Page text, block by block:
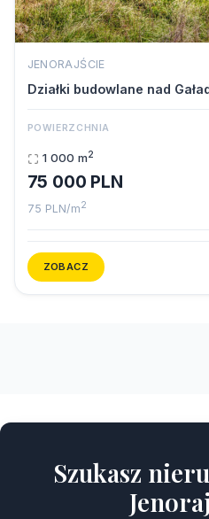
JENORAJŚCIE
Działki budowlane nad
POWIERZCHNIA
1 000 m2
75 000 PLN
75 PLN/m2
ZOBACZ
Szukasz